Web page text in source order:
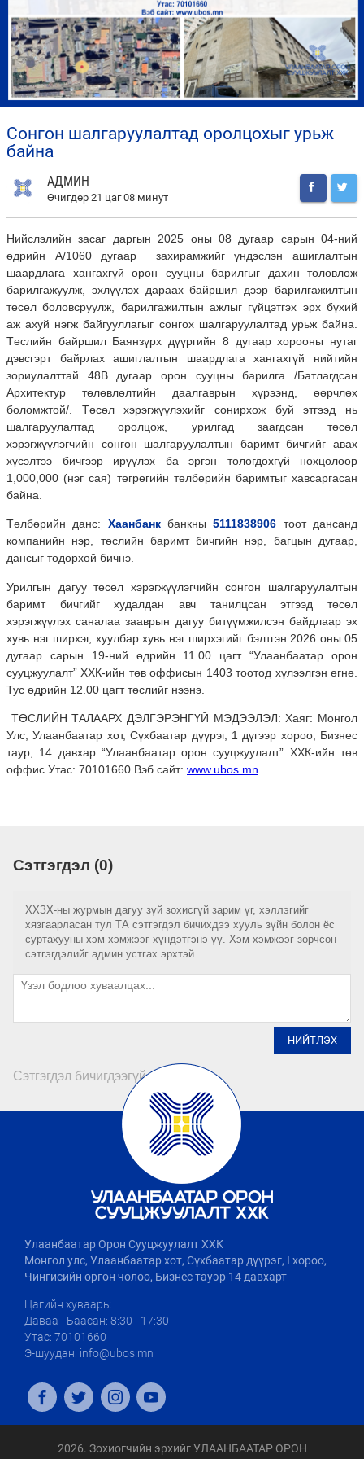
сонгон шалгаруулалтад оролцохыг урьж
байна
АДМИН
Өчигдөр 21 цаг 08 минут
Нийслэлийн засаг даргын 2025 оны 08 дугаар сарын 04-ний
өдрийн А/1060 дугаар захирамжийг үндэслэн ашиглалтын
шаардлага хангахгүй орон сууцны барилгыг дахин төлөвлөж
барилгажуулж, эхлүүлэх дараах байршил дээр барилгажилтын
төсөл боловсруулж, барилгажилтын ажлыг гүйцэтгэх эрх бүхий
аж ахуй нэгж байгууллагыг сонгох шалгаруулалтад урьж байна.
Төслийн байршил Баянзүрх дүүргийн 8 дугаар хорооны нутаг
дэвсгэрт байрлах ашиглалтын шаардлага хангахгүй нийтийн
зориулалттай 48В дугаар орон сууцны барилга /Батлагдсан
Архитектур төлөвлөлтийн даалгаврын хүрээнд, өөрчлөх
боломжтой/. Төсөл хэрэгжүүлэхийг сонирхож буй этгээд нь
шалгаруулалтад оролцож, урилгад заагдсан төсөл
хэрэгжүүлэгчийн сонгон шалгаруулалтын баримт бичгийг авах
хүсэлтээ бичгээр ирүүлэх ба эргэн төлөгдөхгүй нөхцөлөөр
1,000,000 (нэг сая) төгрөгийн төлбөрийн баримтыг хавсаргасан
байна.
Төлбөрийн данс: Хаанбанкбанкны5111838906 тоот дансанд
компанийн нэр, төслийн баримт бичгийн нэр, багцын дугаар,
дансыг тодорхой бичнэ.
Урилгын дагуу төсөл хэрэгжүүлэгчийн сонгон шалгаруулалтын
баримт бичгийг худалдан авч танилцсан этгээд төсөл
хэрэгжүүлэх саналаа зааврын дагуу битүүмжилсэн байдлаар эх
хувь нэг ширхэг, хуулбар хувь нэг ширхэгийг бэлтгэн 2026 оны 05
дугаар сарын 19-ний өдрийн 11.00 цагт “Улаанбаатар орон
сууцжуулалт” ХХК-ийн төв оффисын 1403 тоотод хүлээлгэн өгнө.
Тус өдрийн 12.00 цагт төслийг нээнэ.
ТӨСЛИЙН ТАЛААРХ ДЭЛГЭРЭНГҮЙ МЭДЭЭЛЭЛ: Хаяг: Монгол
Улс, Улаанбаатар хот, Сүхбаатар дүүрэг, 1 дүгээр хороо, Бизнес
таур, 14 давхар “Улаанбаатар орон сууцжуулалт” ХХК-ийн төв
оффис Утас: 70101660 Вэб сайт: www.ubos.mn
Сэтгэгдэл (0)
ХХЗХ-ны журмын дагуу зүй зохисгүй зарим үг, хэллэгийг
хязгаарласан тул ТА сэтгэгдэл бичихдээ хууль зүйн болон ёс
суртахууны хэм хэмжээг хүндэтгэнэ үү. Хэм хэмжээг зөрчсөн
сэтгэгдэлийг админ устгах эрхтэй.
НИЙТЛЭХ
Сэтгэгдэл бичигдээгүй байна
Улаанбаатар Орон Сууцжуулалт ХХК
Монгол улс, Улаанбаатар хот, Сүхбаатар дүүрэг, I хороо,
Чингисийн өргөн чөлөө, Бизнес тауэр 14 давхарт
Цагийн хуваарь:
Даваа - Баасан: 8:30 - 17:30
Утас: 70101660
Э-шуудан: info@ubos.mn
2026. Зохиогчийн эрхийг УЛААНБААТАР ОРОН